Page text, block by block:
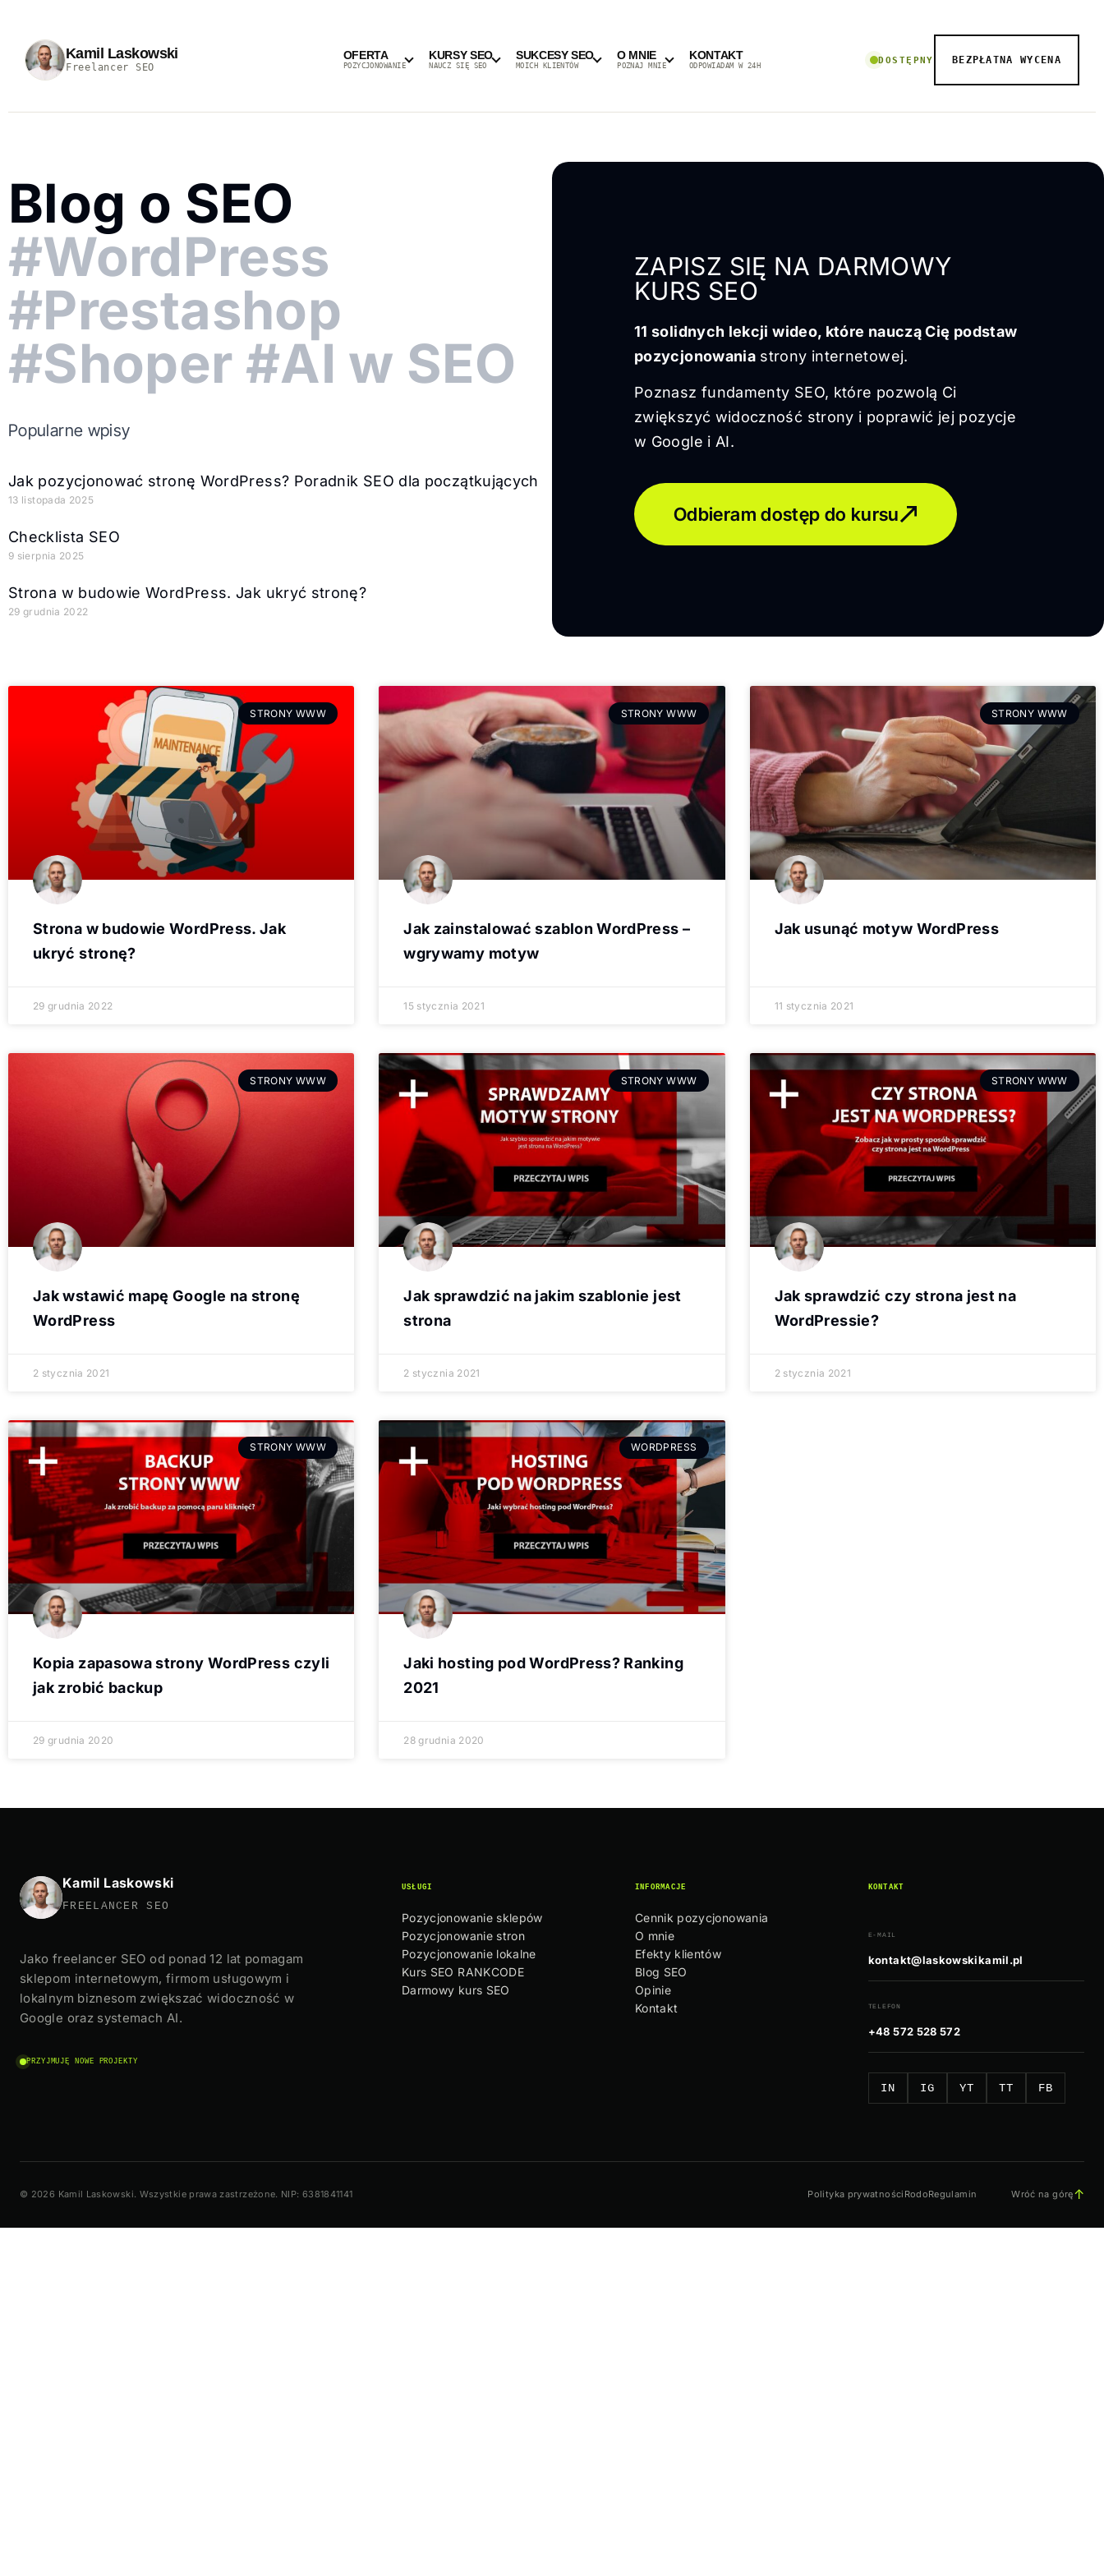
Kamil Laskowski
Freelancer SEO
OFERTA
POZYCJONOWANIE
KURSY SEO
NAUCZ SIĘ SEO
SUKCESY SEO
MOICH KLIENTÓW
O MNIE
POZNAJ MNIE
KONTAKT
ODPOWIADAM W 24H
DOSTĘPNY BEZPŁATNA WYCENA
Blog o SEO
#WordPress
#Prestashop
#Shoper #AI w SEO
Popularne wpisy
Jak pozycjonować stronę WordPress? Poradnik SEO dla początkujących
13 listopada 2025
Checklista SEO
9 sierpnia 2025
Strona w budowie WordPress. Jak ukryć stronę?
29 grudnia 2022
ZAPISZ SIĘ NA DARMOWY
KURS SEO
11 solidnych lekcji wideo, które nauczą Cię podstaw
pozycjonowania strony internetowej.
Poznasz fundamenty SEO, które pozwolą Ci
zwiększyć widoczność strony i poprawić jej pozycje
w Google i AI.
Odbieram dostęp do kursu
STRONY WWW
Strona w budowie WordPress. Jak
ukryć stronę?
29 grudnia 2022
STRONY WWW
Jak zainstalować szablon WordPress –
wgrywamy motyw
15 stycznia 2021
STRONY WWW
Jak usunąć motyw WordPress
11 stycznia 2021
STRONY WWW
Jak wstawić mapę Google na stronę
WordPress
2 stycznia 2021
STRONY WWW
Jak sprawdzić na jakim szablonie jest
strona
2 stycznia 2021
STRONY WWW
Jak sprawdzić czy strona jest na
WordPressie?
2 stycznia 2021
STRONY WWW
Kopia zapasowa strony WordPress czyli
jak zrobić backup
29 grudnia 2020
WORDPRESS
Jaki hosting pod WordPress? Ranking
2021
28 grudnia 2020
Kamil Laskowski
FREELANCER SEO
Jako freelancer SEO od ponad 12 lat pomagam
sklepom internetowym, firmom usługowym i
lokalnym biznesom zwiększać widoczność w
Google oraz systemach AI.
PRZYJMUJĘ NOWE PROJEKTY
USŁUGI
Pozycjonowanie sklepów
Pozycjonowanie stron
Pozycjonowanie lokalne
Kurs SEO RANKCODE
Darmowy kurs SEO
INFORMACJE
Cennik pozycjonowania
O mnie
Efekty klientów
Blog SEO
Opinie
Kontakt
KONTAKT
E-MAIL
kontakt@laskowskikamil.pl
TELEFON
+48 572 528 572
IN IG YT TT FB
© 2026 Kamil Laskowski. Wszystkie prawa zastrzeżone. NIP: 6381841141 Polityka prywatności RodoRegulamin Wróć na górę↑